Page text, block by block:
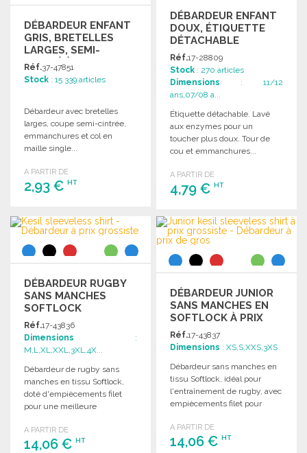
DÉBARDEUR ENFANT
GRIS, BRETELLES
LARGES, SEMI-
CINTRÉ À PRIX
GROSSISTE
Réf.37-47851
Stock : 15 339 articles
Débardeur avec bretelles
larges, coupe semi-cintrée,
emmanchures et col en
maille single...
A PARTIR DE
2,93 € HT
COMMANDER
Demander un devis
DÉBARDEUR ENFANT
DOUX, ÉTIQUETTE
DÉTACHABLE
Réf.17-28809
Stock : 270 articles
Dimensions : 11/12
ans,07/08 a...
Étiquette détachable. Lavé
aux enzymes pour un
toucher plus doux. Tour de
cou et emmanchures...
A PARTIR DE
4,79 €HT
COMMANDER
Demander un devis
DÉBARDEUR RUGBY
SANS MANCHES
SOFTLOCK
Réf.17-43836
Dimensions :
M,L,XL,XXL,3XL,4X...
Débardeur de rugby sans
manches en tissu Softlock,
doté d'empiècements filet
pour une meilleure
transpiration.
A PARTIR DE
14,06 € HT
DÉBARDEUR JUNIOR
SANS MANCHES EN
SOFTLOCK À PRIX
GROSSISTE
Réf.17-43837
Dimensions : XS,S,XXS,3XS
Débardeur sans manches en
tissu Softlock, idéal pour
l'entraînement de rugby, avec
empiècements filet pour
A PARTIR DE
14,06 €HT